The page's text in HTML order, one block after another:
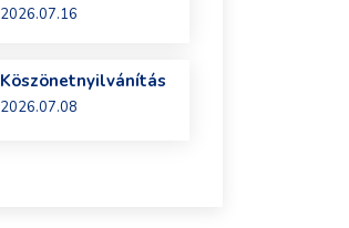
2026.07.16
Köszönetnyilvánítás
2026.07.08